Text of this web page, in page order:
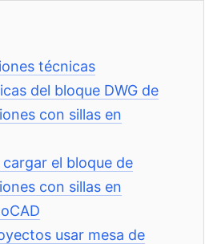
técnicas
del bloque DWG de
con sillas en
cargar el bloque de
con sillas en
usar mesa de